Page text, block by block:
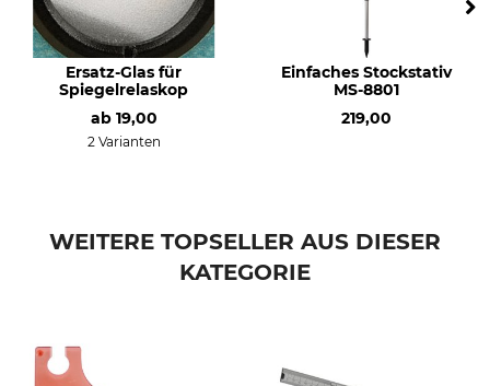
Ersatz-Glas für
Spiegelrelaskop
ab 19,00
2 Varianten
Einfaches Stockstativ
MS-8801
219,00
WEITERE TOPSELLER AUS DIESER
KATEGORIE